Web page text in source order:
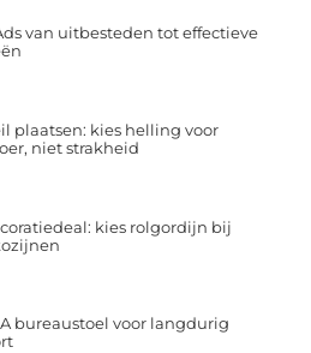
van uitbesteden tot effectieve
plaatsen: kies helling voor
niet strakheid
kies rolgordijn bij
bureaustoel voor langdurig